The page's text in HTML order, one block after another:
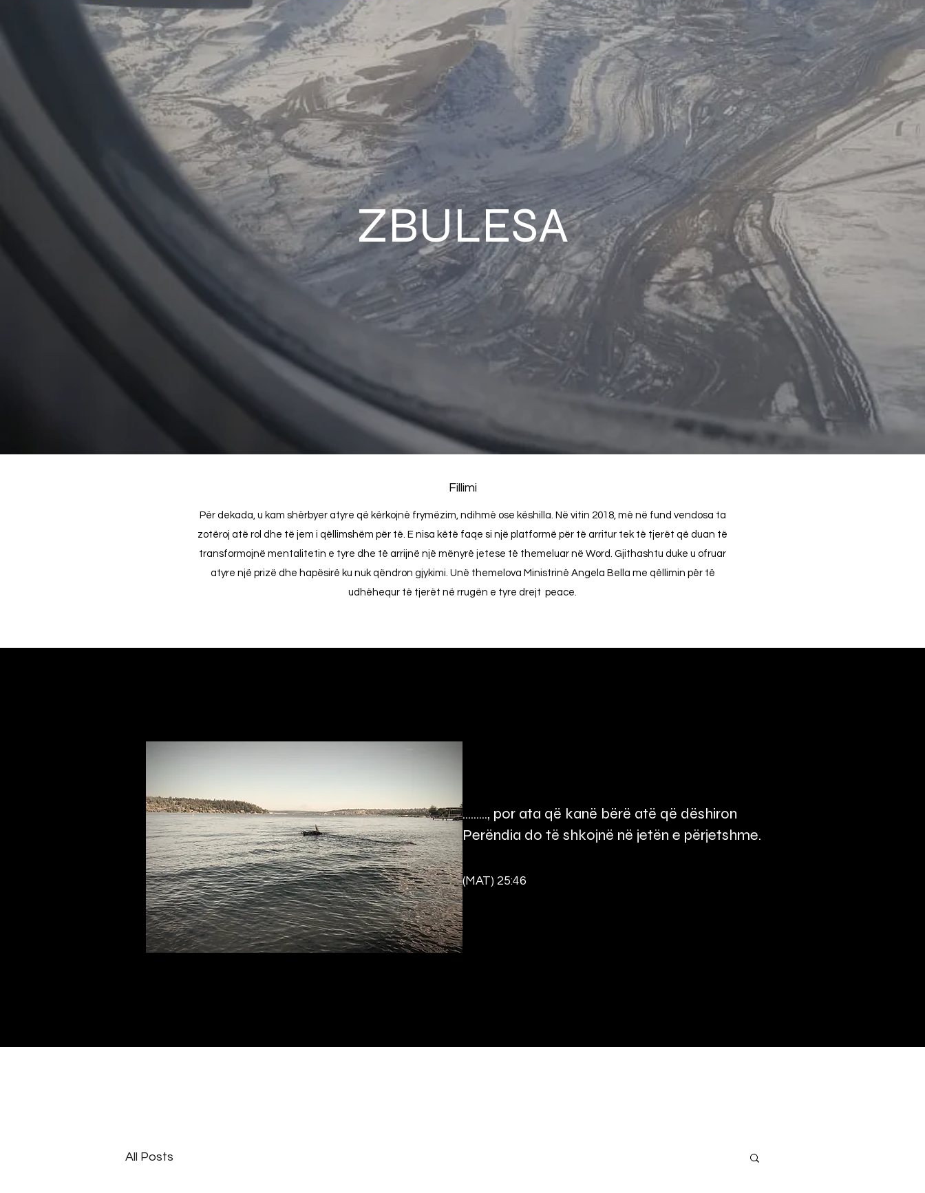
ZBULESA
Fillimi
Për dekada, u kam shërbyer atyre që kërkojnë frymëzim, ndihmë ose këshilla. Në vitin 2018, më në fund vendosa ta
zotëroj atë rol dhe të jem i qëllimshëm për të. E nisa këtë faqe si një platformë për të arritur tek të tjerët që duan të
transformojnë mentalitetin e tyre dhe të arrijnë një mënyrë jetese të themeluar në Word. Gjithashtu duke u ofruar
atyre një prizë dhe hapësirë ku nuk qëndron gjykimi. Unë themelova Ministrinë Angela Bella me qëllimin për të
udhëhequr të tjerët në rrugën e tyre drejt peace.
........., por ata që kanë bërë atë që dëshiron
Perëndia do të shkojnë në jetën e përjetshme.
(MAT) 25:46
All Posts